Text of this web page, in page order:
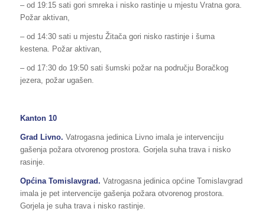
– od 19:15 sati gori smreka i nisko rastinje u mjestu Vratna gora.
Požar aktivan,
– od 14:30 sati u mjestu Žitača gori nisko rastinje i šuma
kestena. Požar aktivan,
– od 17:30 do 19:50 sati šumski požar na području Boračkog
jezera, požar ugašen.
Kanton 10
Grad Livno. Vatrogasna jedinica Livno imala je intervenciju
gašenja požara otvorenog prostora. Gorjela suha trava i nisko
rasinje.
Općina Tomislavgrad. Vatrogasna jedinica općine Tomislavgrad
imala je pet intervencije gašenja požara otvorenog prostora.
Gorjela je suha trava i nisko rastinje.